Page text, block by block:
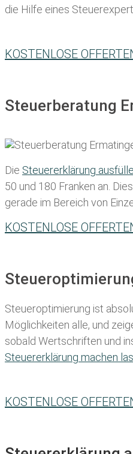
die Hilfe eines
KOSTENLOSE
Steuerberatung
Die Steuererklärung
50 und 180 Franken an.
gerade im Bereich von
KOSTENLOSE
Steueroptimierung ist
Möglichkeiten alle, und
sobald Wertschriften und
Steuererklärung machen
KOSTENLOSE